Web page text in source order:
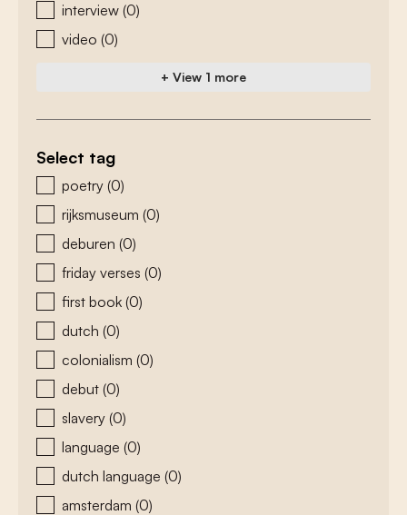
interview (0)
video (0)
+ View 1 more
Select tag
zoeken - tags
poetry (0)
rijksmuseum (0)
deburen (0)
friday verses (0)
first book (0)
dutch (0)
colonialism (0)
debut (0)
slavery (0)
language (0)
dutch language (0)
amsterdam (0)